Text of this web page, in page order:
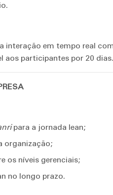
interação em tempo real
aos participantes por 20 dias.
para a jornada lean;
organização;
os níveis gerenciais;
no longo prazo.